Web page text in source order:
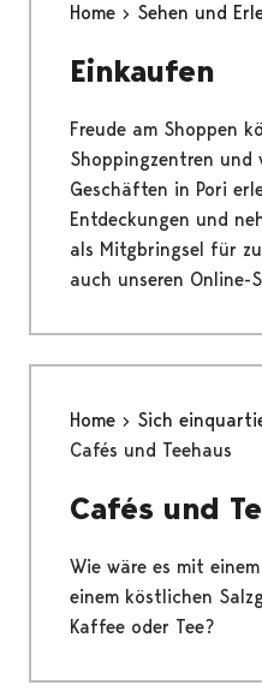
Home Sehen und
Einkaufen
Freude am Shoppen
Shoppingzentren und
Geschäften in Pori
Entdeckungen und
als Mitgbringsel für
auch unseren Online-
Home
Sich
Cafés und Teehaus
Cafés und
Wie wäre es mit
einem köstlichen
Kaffee oder Tee?